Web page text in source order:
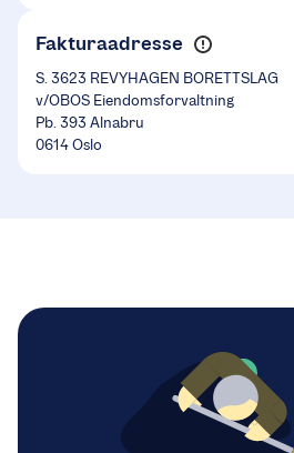
Fakturaadresse
S. 3623 REVYHAGEN BORETTSLAG
v/OBOS Eiendomsforvaltning
Pb. 393 Alnabru
0614 Oslo